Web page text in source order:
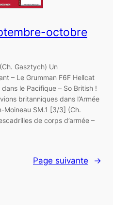
octobre
Gasztych) Un
– Le Grumman F6F Hellcat
le Pacifique – So British !
britanniques dans l’Armée
Moineau SM.1 [3/3] (Ch.
de corps d’armée –
Page suivante →